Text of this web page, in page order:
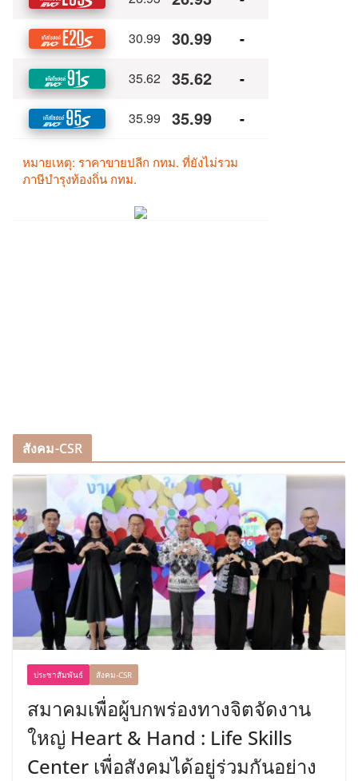
สังคม-CSR
ประชาสัมพันธ์ สังคม-CSR
สมาคมเพื่อผู้บกพร่องทางจิตจัดงาน
ใหญ่ Heart & Hand : Life Skills
Center เพื่อสังคมได้อยู่ร่วมกันอย่าง